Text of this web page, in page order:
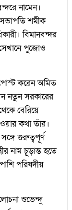
নামেন।
সভাপতি শমীক
বিমানবন্দর
সেখানে পুজোও
করেন অমিত
নতুন সরকারের
বেরিয়ে
কথা তাঁর।
গুরুত্বপূর্ণ
নাম চূড়ান্ত হতে
পরিষদীয়
শুভেন্দু